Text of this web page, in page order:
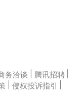
务洽谈 腾讯招聘
侵权投诉指引